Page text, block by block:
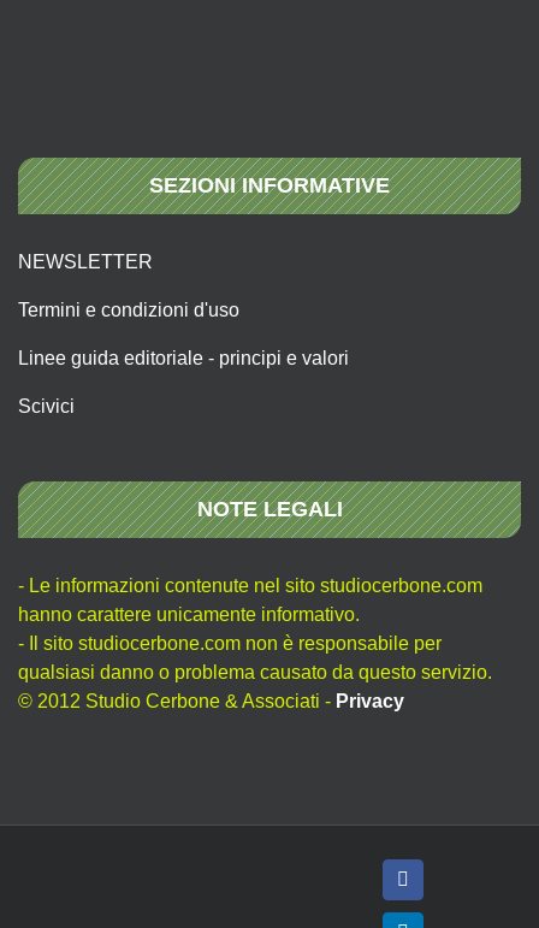
SEZIONI INFORMATIVE
NEWSLETTER
Termini e condizioni d'uso
Linee guida editoriale - principi e valori
Scivici
NOTE LEGALI
- Le informazioni contenute nel sito studiocerbone.com
hanno carattere unicamente informativo.
- Il sito studiocerbone.com non è responsabile per
qualsiasi danno o problema causato da questo servizio.
© 2012 Studio Cerbone & Associati - Privacy
Facebook